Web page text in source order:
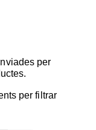
per
per filtrar